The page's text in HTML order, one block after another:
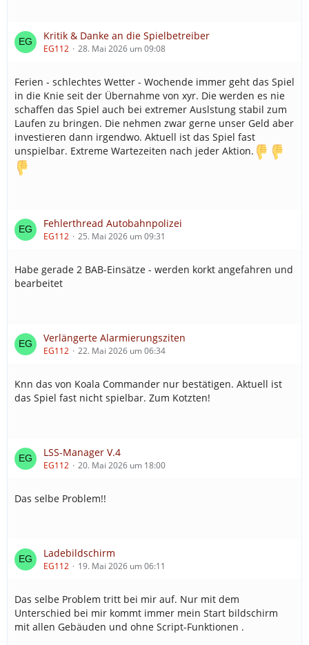
Kritik & Danke an die Spielbetreiber
EG112 28. Mai 2026 um 09:08
Ferien - schlechtes Wetter - Wochende immer geht das Spiel
in die Knie seit der Übernahme von xyr. Die werden es nie
schaffen das Spiel auch bei extremer Auslstung stabil zum
Laufen zu bringen. Die nehmen zwar gerne unser Geld aber
investieren dann irgendwo. Aktuell ist das Spiel fast
unspielbar. Extreme Wartezeiten nach jeder Aktion.
Fehlerthread Autobahnpolizei
EG112 25. Mai 2026 um 09:31
Habe gerade 2 BAB-Einsätze - werden korkt angefahren und
bearbeitet
Verlängerte Alarmierungsziten
EG112 22. Mai 2026 um 06:34
Knn das von Koala Commander nur bestätigen. Aktuell ist
das Spiel fast nicht spielbar. Zum Kotzten!
LSS-Manager V.4
EG112 20. Mai 2026 um 18:00
Das selbe Problem!!
Ladebildschirm
EG112 19. Mai 2026 um 06:11
Das selbe Problem tritt bei mir auf. Nur mit dem
Unterschied bei mir kommt immer mein Start bildschirm
mit allen Gebäuden und ohne Script-Funktionen .